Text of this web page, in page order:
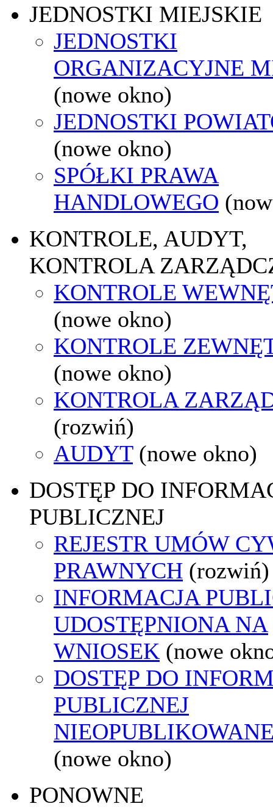
JEDNOSTKI MIEJSKIE
JEDNOSTKI
ORGANIZACYJNE
(nowe okno)
JEDNOSTKI
(nowe okno)
SPÓŁKI PRAWA
HANDLOWEGO
KONTROLE, AUDYT,
KONTROLA
KONTROLE
(nowe okno)
KONTROLE
(nowe okno)
KONTROLA
(rozwiń)
AUDYT (nowe okno)
DOSTĘP DO
PUBLICZNEJ
REJESTR UMÓW
PRAWNYCH (rozwiń)
INFORMACJA
UDOSTĘPNIONA NA
WNIOSEK (nowe
DOSTĘP DO
PUBLICZNEJ
(nowe okno)
PONOWNE